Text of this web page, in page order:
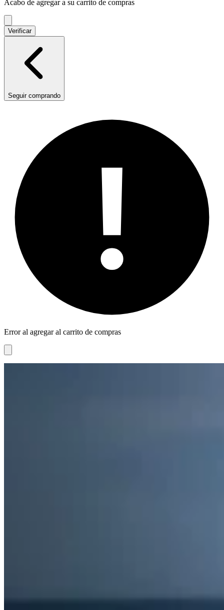
el
Acabo de agregar a su carrito de compras
Verificar
Seguir comprando
Error al agregar al carrito de compras